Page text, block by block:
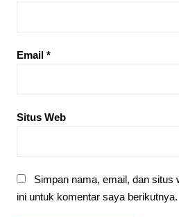
Email *
Situs Web
Simpan nama, email, dan situs
ini untuk komentar saya berikutnya.